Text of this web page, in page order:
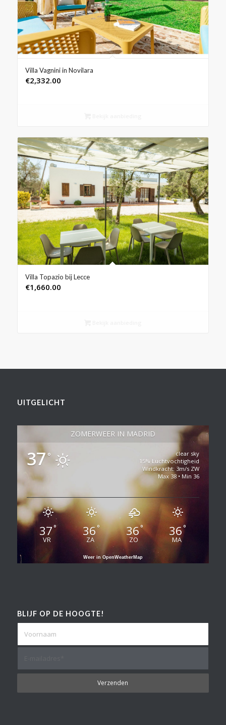
Villa Vagnini in Novilara
€2,332.00
Villa Topazio bij Lecce
€1,660.00
UITGELICHT
ZOMERWEER IN MADRID
37°
clear sky
15% Luchtvochtigheid
Windkracht: 3m/s ZW
Max 38 • Min 36
37°
VR
36°
ZA
36°
ZO
36°
MA
Weer in OpenWeatherMap
BLIJF OP DE HOOGTE!